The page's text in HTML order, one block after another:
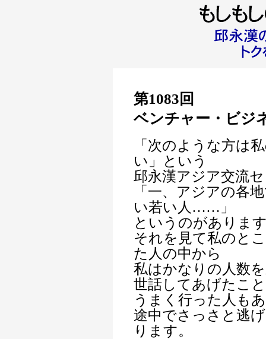
第1083回
ベンチャー・ビジ
「次のような方は
い」という
邱永漢アジア交流
「一、アジアの各
い若い人……」
というのがありま
それを見て私のと
た人の中から
私はかなりの人数
世話してあげたこ
うまく行った人も
途中でさっさと逃
ります。